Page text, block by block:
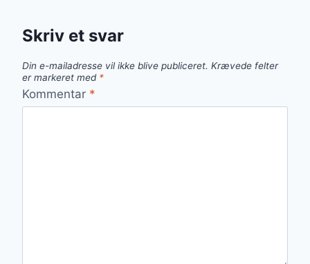
Skriv et svar
Din e-mailadresse vil ikke blive publiceret. Krævede felter
er markeret med *
Kommentar *